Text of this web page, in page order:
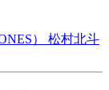
） 松村北斗